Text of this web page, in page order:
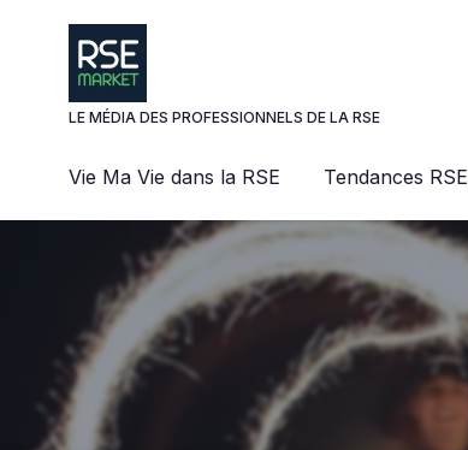
LE MÉDIA DES PROFESSIONNELS DE LA RSE
Vie Ma Vie dans la RSE Tendances RSE